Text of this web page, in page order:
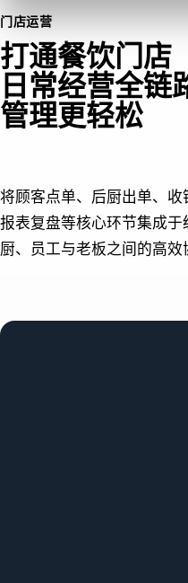
门店运营
打通餐饮门店
日常经营全链
管理更轻松
将顾客点单、后厨出单、
报表复盘等核心环节集成
厨、员工与老板之间的高效